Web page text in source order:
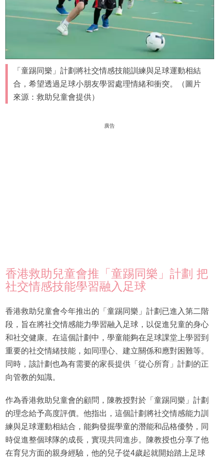
「童踢同樂」計劃將社交情感技能訓練與足球運動相結
合，希望透過足球小朋友學習處理情緒和衝突。（圖片
來源：救助兒童會提供）
廣告
香港救助兒童會推「童踢同樂」計劃 把
社交情感技能學習融入足球
香港救助兒童會今年推出的「童踢同樂」計劃已進入第二階
段，旨在將社交情感能力學習融入足球，以促進兒童的身心
和社交健康。在這個計劃中，學童能夠在足球課堂上學習到
重要的社交情緒技能，如同理心、建立關係和應對困難等。
同時，該計劃也為有需要的家長提供「從心所育」計劃的正
向管教的知識。
作為香港救助兒童會的顧問，陳教授對於「童踢同樂」計劃
的理念給予高度評價。他指出，這個計劃將社交情感能力訓
練與足球運動相結合，能夠發掘學童的潛能和品格優勢，同
時促進整個球隊的成長，實現共同進步。陳教授也分享了他
在育兒方面的親身經驗，他的兒子從4歲起就開始踏上足球